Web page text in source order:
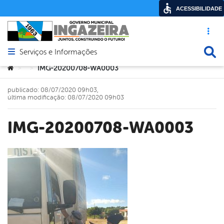
Acesso
Abrir menu principal de navegação
Serviços e Informações
Você está aqui:
> > IMG-20200708-WA0003
IMG-20200708-WA0003
publicado: 08/07/2020 09h03,
última modificação: 08/07/2020 09h03
ACESSIBILIDADE